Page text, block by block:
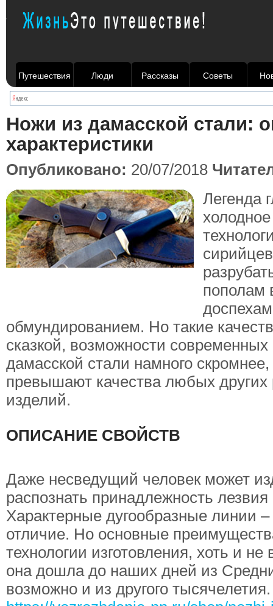
Путешествия Люди Рассказы Советы
Ножи из дамасской стали:
характеристики
Опубликовано: 20/07/2018
Легенда
пополам
обмундированием. Но такие
сказкой, возможности
дамасской стали намного
превышают качества любых
изделий.
ОПИСАНИЕ СВОЙСТВ
Даже несведущий человек может
распознать принадлежность лезвия
Характерные дугообразные линии
отличие. Но основные
технологии изготовления, хоть и
она дошла до наших дней из
возможно и из другого